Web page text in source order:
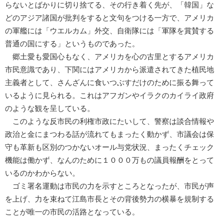
らないとばかりに切り捨てる、その行き着く先が、「韓国」な
どのアジア諸国が批判をすると文句をつける一方で、アメリカ
の軍艦には「ウエルカム」外交、自衛隊には「軍隊を賞賛する
普通の国にする」というものであった。
郷土愛も愛国心もなく、アメリカを心の古里とするアメリカ
市民意識であり、下関にはアメリカから派遣されてきた植民地
主義者として、さんざんに食いつぶすだけのために振る舞って
いるように見られる。これはアフガンやイラクのカイライ政府
のような観を呈している。
このような反市民の利権市政にたいして、警察は談合情報や
政治と金にまつわる話が流れてもまったく動かず、市議会は保
守も革新も区別のつかないオール与党状況、まったくチェック
機能は働かず、なんのために１０００万もの議員報酬をとって
いるのかわからない。
ゴミ署名運動は市民の力を示すところとなったが、市民が声
を上げ、力を束ねて江島市長とその背後勢力の横暴を規制する
ことが唯一の市民の活路となっている。